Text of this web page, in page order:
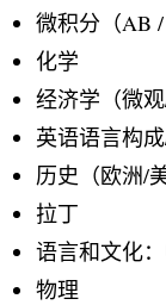
微积分（AB /
化学
经济学（微观
英语语言构
历史（欧洲/
拉丁
语言和文化
物理